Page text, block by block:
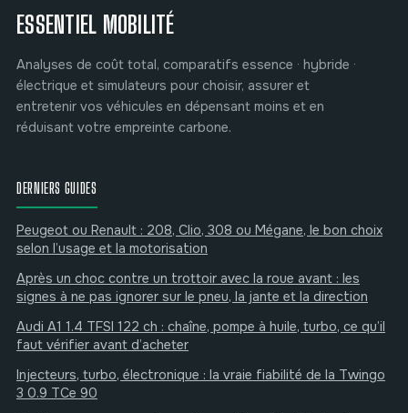
ESSENTIEL MOBILITÉ
Analyses de coût total, comparatifs essence · hybride ·
électrique et simulateurs pour choisir, assurer et
entretenir vos véhicules en dépensant moins et en
réduisant votre empreinte carbone.
DERNIERS GUIDES
Peugeot ou Renault : 208, Clio, 308 ou Mégane, le bon choix
selon l’usage et la motorisation
Après un choc contre un trottoir avec la roue avant : les
signes à ne pas ignorer sur le pneu, la jante et la direction
Audi A1 1.4 TFSI 122 ch : chaîne, pompe à huile, turbo, ce qu’il
faut vérifier avant d’acheter
Injecteurs, turbo, électronique : la vraie fiabilité de la Twingo
3 0.9 TCe 90